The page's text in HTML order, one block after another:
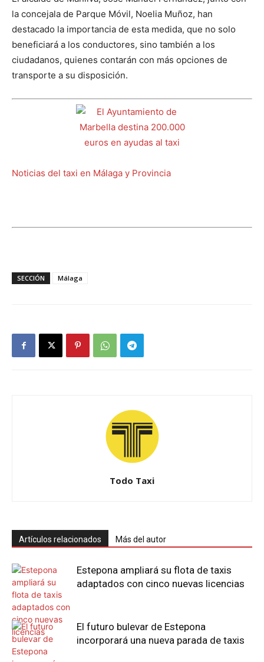
la concejala de Parque Móvil, Noelia Muñoz, han
destacado la importancia de esta medida, que no solo
beneficiará a los conductores, sino también a los
ciudadanos, quienes contarán con más opciones de
transporte a su disposición.
Noticias del taxi en Málaga y Provincia
SECCIÓN Málaga
Todo Taxi
Artículos relacionados Más del autor
Estepona ampliará su flota de taxis
adaptados con cinco nuevas licencias
El futuro bulevar de Estepona
incorporará una nueva parada de taxis